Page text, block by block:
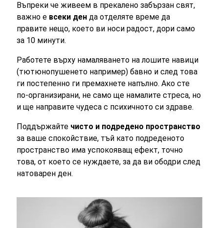
Въпреки че живеем в прекалено забързан свят,
важно е всеки ден да отделяте време да
правите нещо, което ви носи радост, дори само
за 10 минути.
Работете върху намаляването на лошите навици
(тютюнопушенето например) бавно и след това
ги постепенно ги премахнете напълно. Ако сте
по-организирани, не само ще намалите стреса, но
и ще направите чудеса с психичното си здраве.
Поддържайте чисто и подредено пространство
за ваше спокойствие, тъй като подреденото
пространство има успокояващ ефект, точно
това, от което се нуждаете, за да ви ободри след
натоварен ден.